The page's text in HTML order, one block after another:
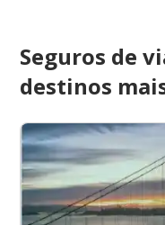
Seguros de
destinos